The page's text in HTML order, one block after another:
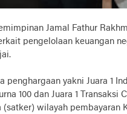
Jamal Fathur
pengelolaan keuangan
penghargaan yakni Juara 1
100 dan Juara 1 Transaksi
wilayah pembayaran